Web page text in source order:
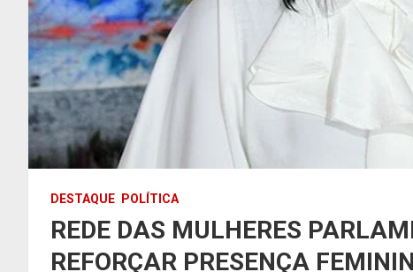
DESTAQUE POLÍTICA
REDE DAS MULHERES
REFORÇAR PRESENÇA